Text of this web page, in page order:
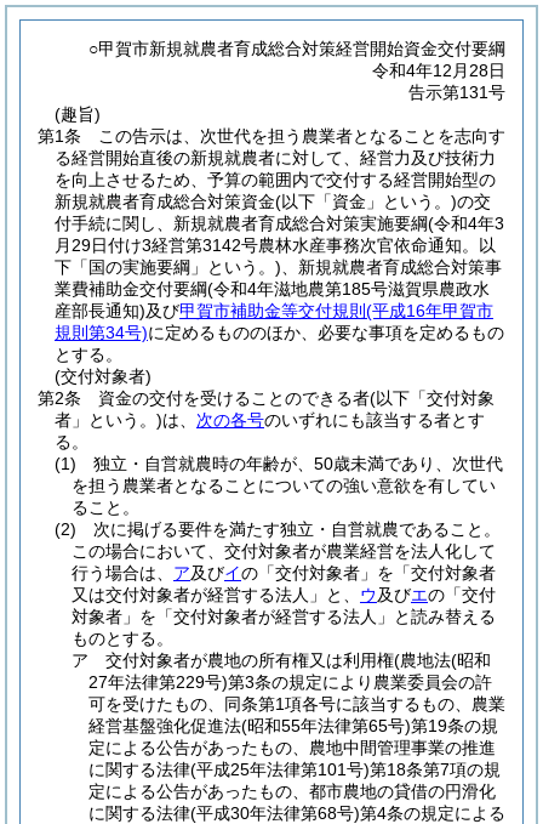
○甲賀市新規就農者育成総合対策経営開始資金交付要綱
令和4年12月28日
告示第131号
(趣旨)
第1条
この告示は、次世代を担う農業者となることを志向す
る経営開始直後の新規就農者に対して、経営力及び技術力
を向上させるため、予算の範囲内で交付する経営開始型の
新規就農者育成総合対策資金(以下「資金」という。)の交
付手続に関し、新規就農者育成総合対策実施要綱(令和4年3
月29日付け3経営第3142号農林水産事務次官依命通知。以
下「国の実施要綱」という。) 、新規就農者育成総合対策事
業費補助金交付要綱(令和4年滋地農第185号滋賀県農政水
産部長通知)及び甲賀市補助金等交付規則 (平成16年甲賀市
規則第34号)に定めるもののほか、必要な事項を定めるもの
とする。
(交付対象者)
第2条
資金の交付を受けることのできる者(以下「交付対象
者」という。)は、 次の各号のいずれにも該当する者とす
る。
(1)
独立・自営就農時の年齢が、50歳未満であり、次世代
を担う農業者となることについての強い意欲を有してい
ること。
(2)
次に掲げる要件を満たす独立・自営就農であること。
この場合において、交付対象者が農業経営を法人化して
行う場合は、 ア及びイの「交付対象者」を「交付対象者
又は交付対象者が経営する法人」と、 ウ及びエの「交付
対象者」を「交付対象者が経営する法人」と読み替える
ものとする。
ア
交付対象者が農地の所有権又は利用権(農地法(昭和
27年法律第229号)第3条の規定により農業委員会の許
可を受けたもの、同条第1項各号に該当するもの、農業
経営基盤強化促進法(昭和55年法律第65号)第19条の規
定による公告があったもの、農地中間管理事業の推進
に関する法律(平成25年法律第101号)第18条第7項の規
定による公告があったもの、都市農地の貸借の円滑化
に関する法律(平成30年法律第68号)第4条の規定による